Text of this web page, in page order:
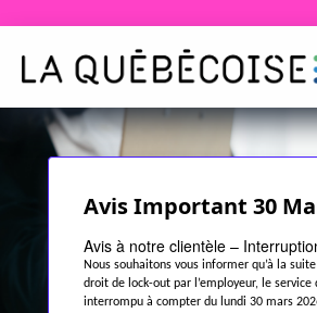
Avis Important 30
Avis à notre clientèle –
Nous souhaitons vous informer qu’à la suite
droit de lock-out par l’employeur, le service
interrompu à compter du lundi 30 mars